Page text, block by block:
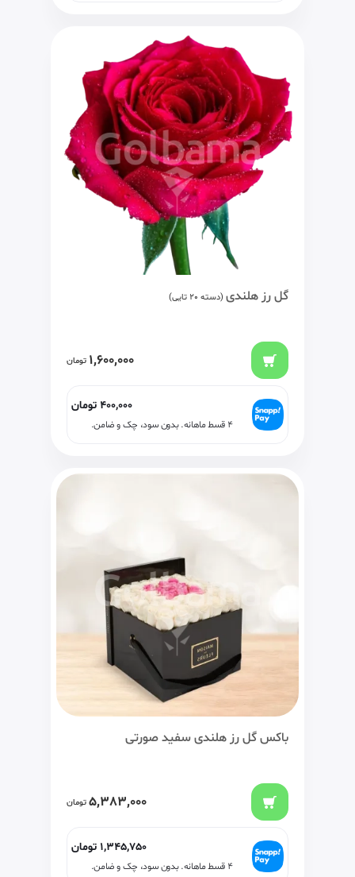
گل رز هلندی (دسته 20 تایی)
1,600,000 تومان
400,000 تومان
۴ قسط ماهانه. بدون سود، چک و ضامن.
باکس گل رز هلندی سفید صورتی
5,383,000 تومان
1,345,750 تومان
۴ قسط ماهانه. بدون سود، چک و ضامن.